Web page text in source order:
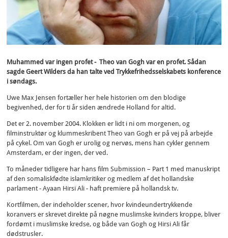
Muhammed var ingen profet - Theo van Gogh var en profet. Sådan
sagde Geert Wilders da han talte ved Trykkefrihedsselskabets konference
i søndags.
Uwe Max Jensen fortæller her hele historien om den blodige
begivenhed, der for ti år siden ændrede Holland for altid.
Det er 2. november 2004. Klokken er lidt i ni om morgenen, og
filminstruktør og klummeskribent Theo van Gogh er på vej på arbejde
på cykel. Om van Gogh er urolig og nervøs, mens han cykler gennem
Amsterdam, er der ingen, der ved.
To måneder tidligere har hans film Submission – Part 1 med manuskript
af den somaliskfødte islamkritiker og medlem af det hollandske
parlament - Ayaan Hirsi Ali - haft premiere på hollandsk tv.
Kortfilmen, der indeholder scener, hvor kvindeundertrykkende
koranvers er skrevet direkte på nøgne muslimske kvinders kroppe, bliver
fordømt i muslimske kredse, og både van Gogh og Hirsi Ali får
dødstrusler.